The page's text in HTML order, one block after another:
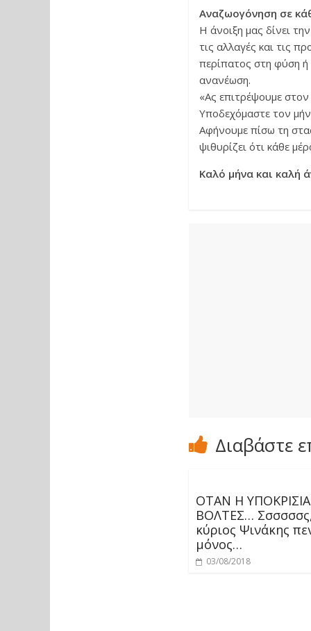
Αναζωογόνηση σε
Η άνοιξη μας δίνει
τις αλλαγές και τις
περίπατος στη φύση
ανανέωση.
«Ας επιτρέψουμε
Υποδεχόμαστε τον
Αφήνουμε πίσω τη
ψιθυρίζει ότι κάθε
Καλό μήνα και καλή
Διαβάστε
ΟΤΑΝ Η
ΒΟΛΤΕΣ…
κύριος Ψινάκης
μόνος…
03/08/2018